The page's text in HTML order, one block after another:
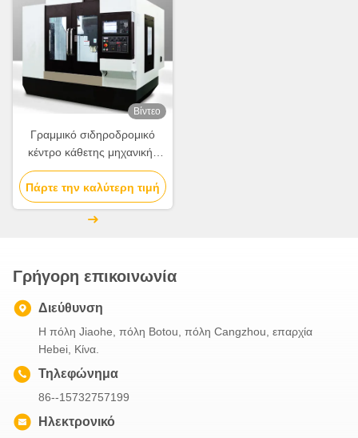
Βίντεο
Γραμμικό σιδηροδρομικό
κέντρο κάθετης μηχανικής
3000kg 0-1000r/Min 5.5KW
σέρβο μοντέλο κινητήρα
σπινδύλης
Πάρτε την καλύτερη τιμή
Γρήγορη επικοινωνία
Διεύθυνση
Η πόλη Jiaohe, πόλη Botou, πόλη Cangzhou, επαρχία
Hebei, Κίνα.
Τηλεφώνημα
86--15732757199
Ηλεκτρονικό